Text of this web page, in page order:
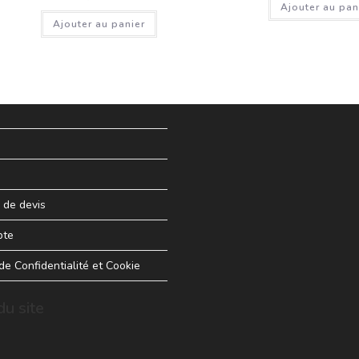
Ajouter au panier
Ajouter au
devis
Confidentialité et Cookie